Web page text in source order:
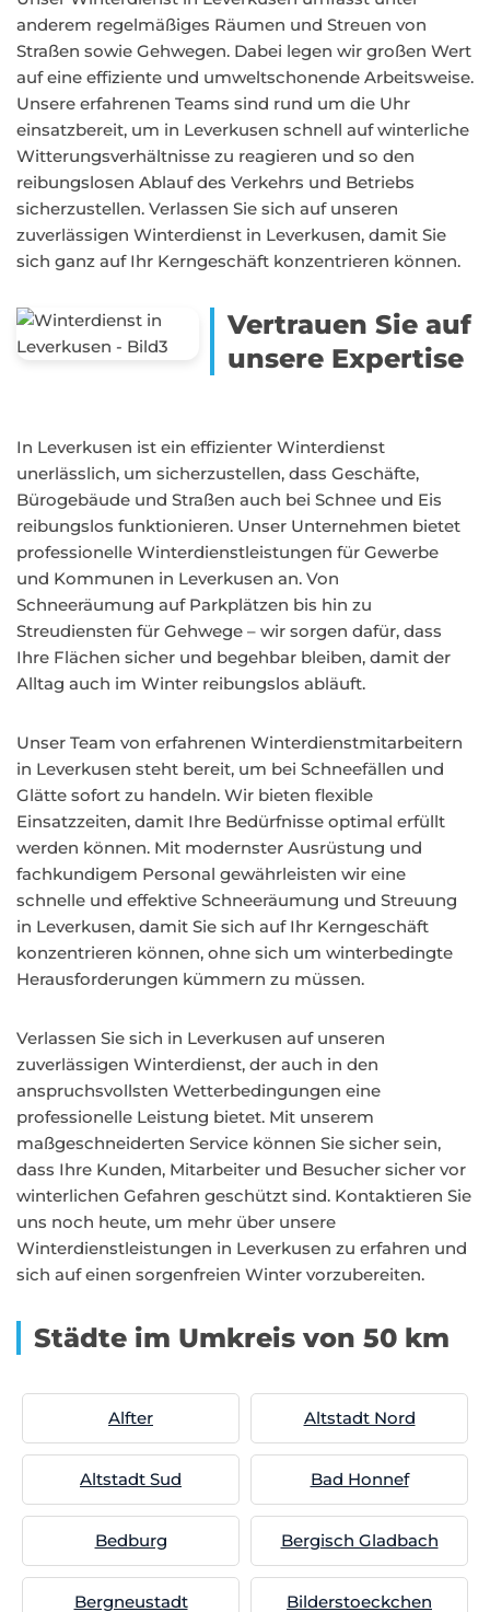
anderem regelmäßiges Räumen und Streuen von
Straßen sowie Gehwegen. Dabei legen wir großen Wert
auf eine effiziente und umweltschonende Arbeitsweise.
Unsere erfahrenen Teams sind rund um die Uhr
einsatzbereit, um in Leverkusen schnell auf winterliche
Witterungsverhältnisse zu reagieren und so den
reibungslosen Ablauf des Verkehrs und Betriebs
sicherzustellen. Verlassen Sie sich auf unseren
zuverlässigen Winterdienst in Leverkusen, damit Sie
sich ganz auf Ihr Kerngeschäft konzentrieren können.
Vertrauen Sie auf
unsere Expertise
In Leverkusen ist ein effizienter Winterdienst
unerlässlich, um sicherzustellen, dass Geschäfte,
Bürogebäude und Straßen auch bei Schnee und Eis
reibungslos funktionieren. Unser Unternehmen bietet
professionelle Winterdienstleistungen für Gewerbe
und Kommunen in Leverkusen an. Von
Schneeräumung auf Parkplätzen bis hin zu
Streudiensten für Gehwege – wir sorgen dafür, dass
Ihre Flächen sicher und begehbar bleiben, damit der
Alltag auch im Winter reibungslos abläuft.
Unser Team von erfahrenen Winterdienstmitarbeitern
in Leverkusen steht bereit, um bei Schneefällen und
Glätte sofort zu handeln. Wir bieten flexible
Einsatzzeiten, damit Ihre Bedürfnisse optimal erfüllt
werden können. Mit modernster Ausrüstung und
fachkundigem Personal gewährleisten wir eine
schnelle und effektive Schneeräumung und Streuung
in Leverkusen, damit Sie sich auf Ihr Kerngeschäft
konzentrieren können, ohne sich um winterbedingte
Herausforderungen kümmern zu müssen.
Verlassen Sie sich in Leverkusen auf unseren
zuverlässigen Winterdienst, der auch in den
anspruchsvollsten Wetterbedingungen eine
professionelle Leistung bietet. Mit unserem
maßgeschneiderten Service können Sie sicher sein,
dass Ihre Kunden, Mitarbeiter und Besucher sicher vor
winterlichen Gefahren geschützt sind. Kontaktieren Sie
uns noch heute, um mehr über unsere
Winterdienstleistungen in Leverkusen zu erfahren und
sich auf einen sorgenfreien Winter vorzubereiten.
Städte im Umkreis von 50 km
Alfter Altstadt Nord
Altstadt Sud Bad Honnef
Bedburg Bergisch Gladbach
Bergneustadt Bilderstoeckchen